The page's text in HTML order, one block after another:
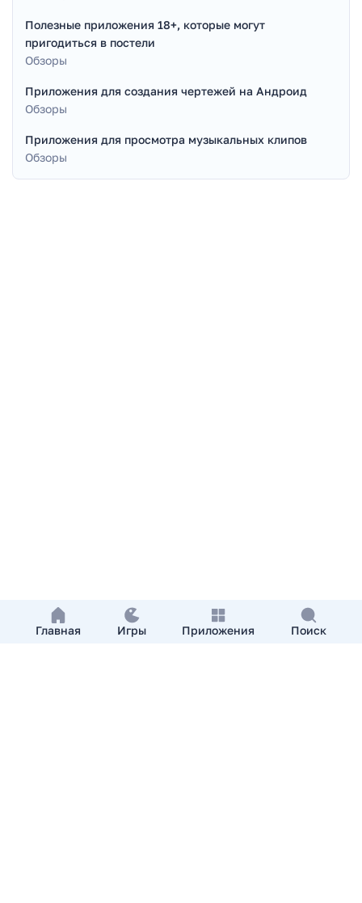
Главная Игры Приложения Поиск
Полезные приложения 18+, которые могут
пригодиться в постели
Обзоры
Приложения для создания чертежей на Андроид
Обзоры
Приложения для просмотра музыкальных клипов
Обзоры